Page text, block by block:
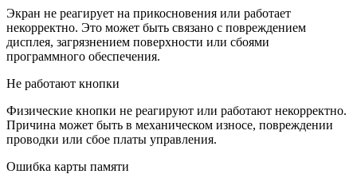
Экран не реагирует на прикосновения или работает
некорректно. Это может быть связано с повреждением
дисплея, загрязнением поверхности или сбоями
программного обеспечения.
Не работают кнопки
Физические кнопки не реагируют или работают некорректно.
Причина может быть в механическом износе, повреждении
проводки или сбое платы управления.
Ошибка карты памяти